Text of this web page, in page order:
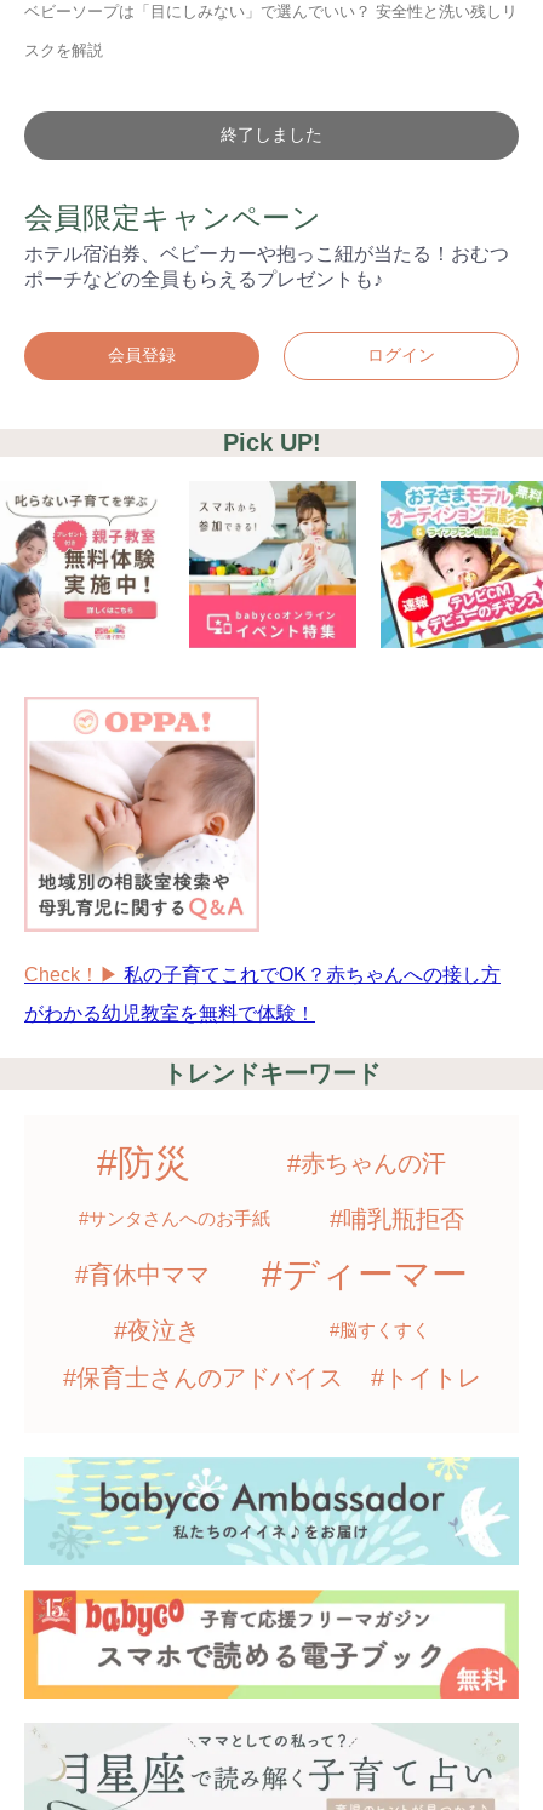
ベビーソープは「目にしみない」で選んでいい？ 安全性と洗い残しリ
スクを解説
終了しました
会員限定キャンペーン
ホテル宿泊券、ベビーカーや抱っこ紐が当たる！おむつ
ポーチなどの全員もらえるプレゼントも♪
会員登録 ログイン
Pick UP!
Check！▶︎ 私の子育てこれでOK？赤ちゃんへの接し方
がわかる幼児教室を無料で体験！
トレンドキーワード
#防災 #赤ちゃんの汗
#サンタさんへのお手紙 #哺乳瓶拒否
#育休中ママ #ディーマー
#夜泣き #脳すくすく
#保育士さんのアドバイス #トイトレ